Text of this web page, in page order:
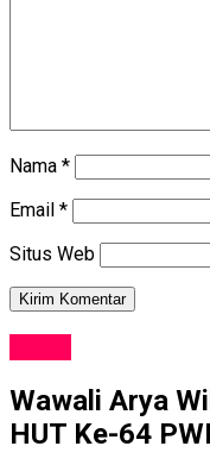
Nama *
Email *
Situs Web
Wawali Arya
HUT Ke-64